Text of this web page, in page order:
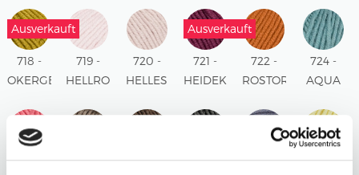
Ausverkauft
718 -
OKERGELB
719 -
HELLROSA
720 -
HELLES
Ausverkauft
721 -
HEIDEKRAUT
722 -
ROSTORANGE
724 -
AQUA
725 -
726 -
727 -
728 -
729 -
731 -